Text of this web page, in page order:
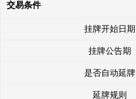
交易条件
挂牌开始日期
挂牌公告期
是否自动延牌
延牌规则